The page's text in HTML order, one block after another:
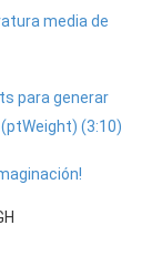
media de
para generar
(3:10)